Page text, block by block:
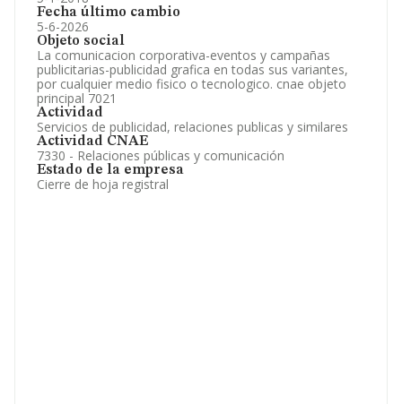
Fecha último cambio
5-6-2026
Objeto social
La comunicacion corporativa-eventos y campañas
publicitarias-publicidad grafica en todas sus variantes,
por cualquier medio fisico o tecnologico. cnae objeto
principal 7021
Actividad
Servicios de publicidad, relaciones publicas y similares
Actividad CNAE
7330 - Relaciones públicas y comunicación
Estado de la empresa
Cierre de hoja registral